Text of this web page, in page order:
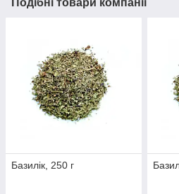
Подібні товари компанії
Базилік, 250 г